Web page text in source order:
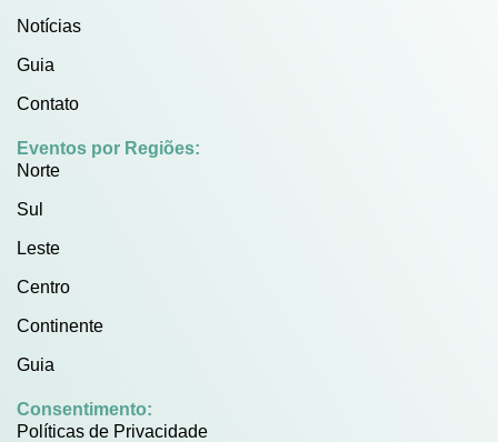
Notícias
Guia
Contato
Eventos por Regiões:
Norte
Sul
Leste
Centro
Continente
Guia
Consentimento:
Políticas de Privacidade